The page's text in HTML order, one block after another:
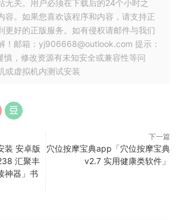
无关。用户必须在下载后的24个小时之
容。如果您喜欢该程序和内容，请支持正
更好的正版服务。如有侵权请邮件与我们
！邮箱：yj906668@outlook.com 提示：
慎，修改资源有未知安全或兼容性等问
或虚拟机内测试安装
装 安卓版
汇聚丰
神器」书
下一篇
穴位按摩宝典app「穴位按摩宝典
v2.7 实用健康类软件」